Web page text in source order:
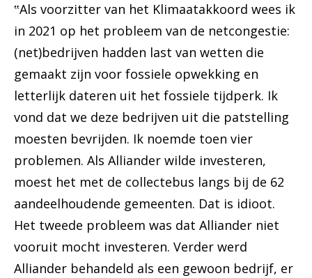
‟Als voorzitter van het Klimaatakkoord wees ik
in 2021 op het probleem van de netcongestie:
(net)bedrijven hadden last van wetten die
gemaakt zijn voor fossiele opwekking en
letterlijk dateren uit het fossiele tijdperk. Ik
vond dat we deze bedrijven uit die patstelling
moesten bevrijden. Ik noemde toen vier
problemen. Als Alliander wilde investeren,
moest het met de collectebus langs bij de 62
aandeelhoudende gemeenten. Dat is idioot.
Het tweede probleem was dat Alliander niet
vooruit mocht investeren. Verder werd
Alliander behandeld als een gewoon bedrijf, er